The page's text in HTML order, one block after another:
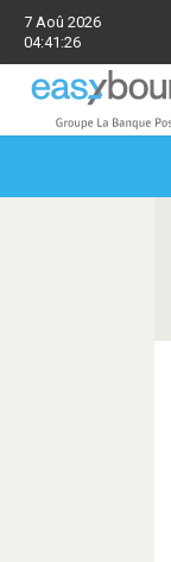
7 Aoû 2026
04:41:26